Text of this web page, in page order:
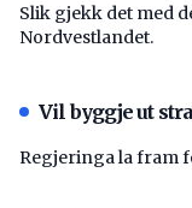
Slik gjekk det med
Nordvestlandet.
Vil byggje ut
Regjeringa la fram